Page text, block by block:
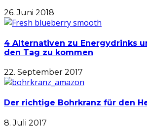
26. Juni 2018
4 Alternativen zu Energydrinks
den Tag zu kommen
22. September 2017
Der richtige Bohrkranz für den
8. Juli 2017